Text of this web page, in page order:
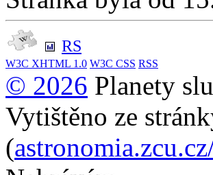
RS
W3C XHTML 1.0 W3C CSS RSS
© 2026 Planety
Vytištěno ze
(